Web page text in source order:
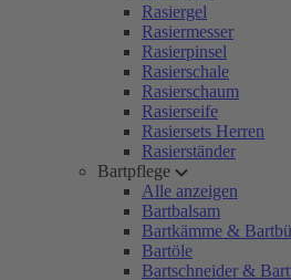
Rasiergel
Rasiermesser
Rasierpinsel
Rasierschale
Rasierschaum
Rasierseife
Rasiersets Herren
Rasierständer
Bartpflege
Alle anzeigen
Bartbalsam
Bartkämme &
Bartöle
Bartschneider &